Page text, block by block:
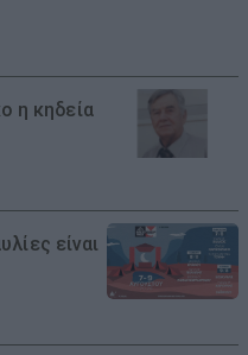
η κηδεία
είναι